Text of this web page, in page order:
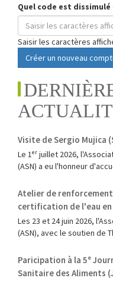
Quel code est dissimulé
Saisir les caractères
Créer un nouveau
Visite de Sergio Mujica
Le 1ᵉʳ juillet 2026,
(ASN) a eu l'honneur
Atelier de
certification de l'eau
Les 23 et 24 juin 2026,
(ASN), avec le soutien de
Paricipation à la 5ᵉ
Sanitaire des Aliments